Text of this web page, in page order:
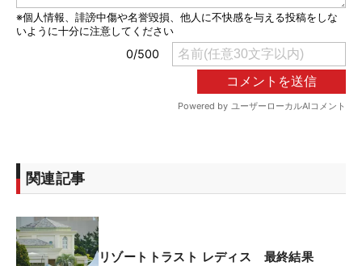
関連記事
リゾートトラスト レディス 最終結果